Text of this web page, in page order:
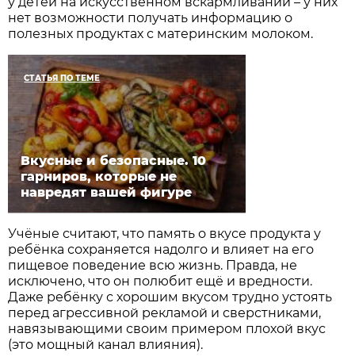
нет возможности получать информацию о
полезных продуктах с материнским молоком.
СТАТЬЯ ПО ТЕМЕ
Вкусные и безопасные. 10
гарниров, которые не
навредят вашей фигуре
Учёные считают, что память о вкусе продукта у
ребёнка сохраняется надолго и влияет на его
пищевое поведение всю жизнь. Правда, не
исключено, что он полюбит ещё и вредности.
Даже ребёнку с хорошим вкусом трудно устоять
перед агрессивной рекламой и сверст­никами,
навязывающими своим примером плохой вкус
(это мощный канал влияния).